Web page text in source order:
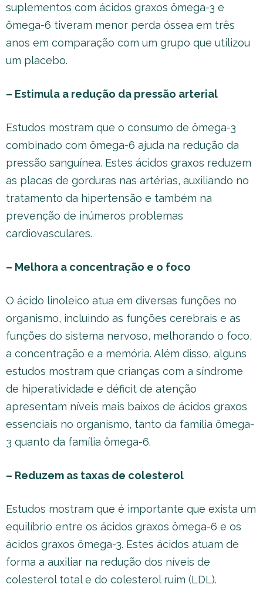
suplementos com ácidos graxos ômega-3 e
ômega-6 tiveram menor perda óssea em três
anos em comparação com um grupo que utilizou
um placebo.
– Estimula a redução da pressão arterial
Estudos mostram que o consumo de ômega-3
combinado com ômega-6 ajuda na redução da
pressão sanguínea. Estes ácidos graxos reduzem
as placas de gorduras nas artérias, auxiliando no
tratamento da hipertensão e também na
prevenção de inúmeros problemas
cardiovasculares.
– Melhora a concentração e o foco
O ácido linoleico atua em diversas funções no
organismo, incluindo as funções cerebrais e as
funções do sistema nervoso, melhorando o foco,
a concentração e a memória. Além disso, alguns
estudos mostram que crianças com a síndrome
de hiperatividade e déficit de atenção
apresentam níveis mais baixos de ácidos graxos
essenciais no organismo, tanto da família ômega-
3 quanto da família ômega-6.
– Reduzem as taxas de colesterol
Estudos mostram que é importante que exista um
equilíbrio entre os ácidos graxos ômega-6 e os
ácidos graxos ômega-3. Estes ácidos atuam de
forma a auxiliar na redução dos níveis de
colesterol total e do colesterol ruim (LDL).